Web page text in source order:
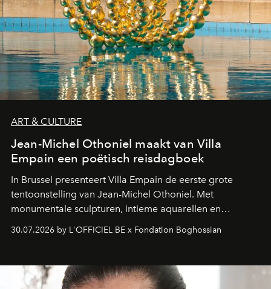
ART & CULTURE
Jean-Michel Othoniel maakt van Villa
Empain een poëtisch reisdagboek
In Brussel presenteert Villa Empain de eerste grote
tentoonstelling van Jean-Michel Othoniel. Met
monumentale sculpturen, intieme aquarellen en
een emotionele reis waarin elk werk de herinnering
moment van verwondering.
30.07.2026 by L'OFFICIEL BE x Fondation Boghossian